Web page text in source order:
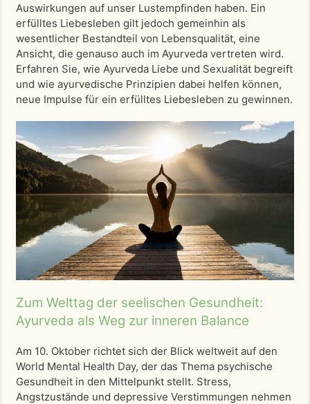
Auswirkungen auf unser Lustempfinden haben. Ein
erfülltes Liebesleben gilt jedoch gemeinhin als
wesentlicher Bestandteil von Lebensqualität, eine
Ansicht, die genauso auch im Ayurveda vertreten wird.
Erfahren Sie, wie Ayurveda Liebe und Sexualität begreift
und wie ayurvedische Prinzipien dabei helfen können,
neue Impulse für ein erfülltes Liebesleben zu gewinnen.
Zum Welttag der seelischen Gesundheit:
Ayurveda als Weg zur inneren Balance
Am 10. Oktober richtet sich der Blick weltweit auf den
World Mental Health Day, der das Thema psychische
Gesundheit in den Mittelpunkt stellt. Stress,
Angstzustände und depressive Verstimmungen nehmen